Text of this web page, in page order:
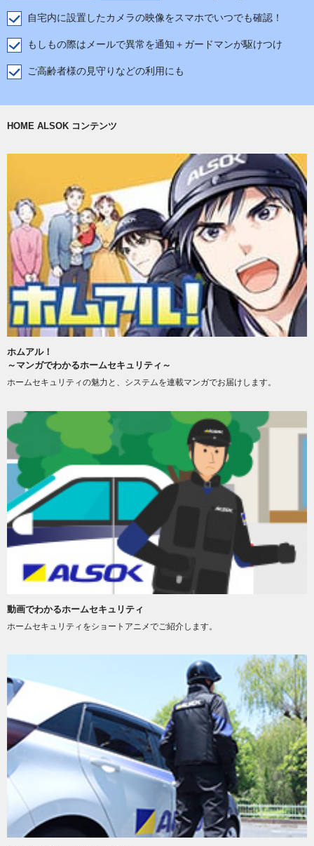
自宅内に設置したカメラの映像をスマホでいつでも確認！
もしもの際はメールで異常を通知＋ガードマンが駆けつけ
ご高齢者様の見守りなどの利用にも
HOME ALSOK コンテンツ
ホムアル！
～マンガでわかるホームセキュリティ～
ホームセキュリティの魅力と、システムを連載マンガでお届けします。
動画でわかるホームセキュリティ
ホームセキュリティをショートアニメでご紹介します。